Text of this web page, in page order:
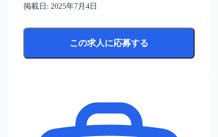
掲載日: 2025年7月4日
この求人に応募する